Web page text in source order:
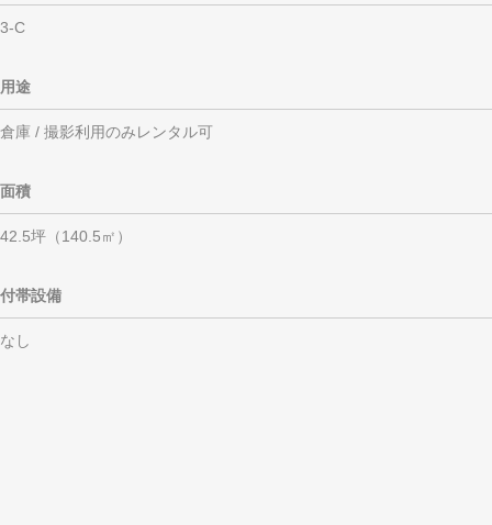
3-C
用途
倉庫 / 撮影利用のみレンタル可
面積
42.5坪（140.5㎡）
付帯設備
なし